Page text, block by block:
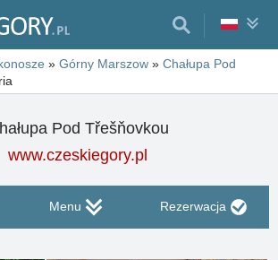
» Górny Marszow » Chałupa Pod
Pod Třešňovkou
www.czeskiegory.pl
Menu Rezerwacja